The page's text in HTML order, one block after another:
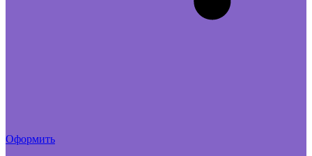
Оформить